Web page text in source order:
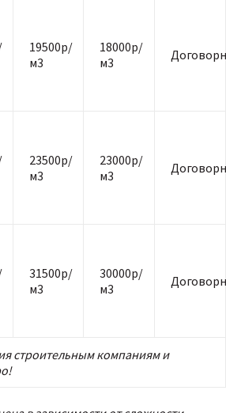
19500р/
м3
18000р/
м3
23500р/
м3
23000р/
м3
31500р/
м3
30000р/
м3
строительным компаниям и